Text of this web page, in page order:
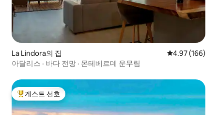
La Lindora의 집 평점 4.97점(5
4.97 (166)
아달리스 · 바다 전망 · 몬테베르데 운무림
상위 게스트 선호
게스트 선호